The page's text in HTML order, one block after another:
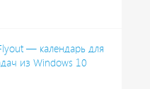
— календарь для
из Windows 10